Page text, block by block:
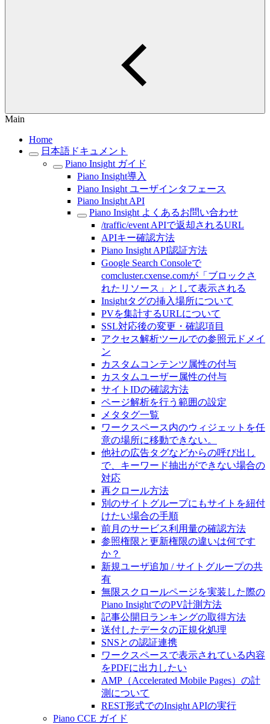
Main
Home
日本語ドキュメント
Piano Insight ガイド
Piano Insight導入
Piano Insight ユーザインタフェース
Piano Insight API
Piano Insight よくあるお問い合わせ
/traffic/event APIで返却されるURL
APIキー確認方法
Piano Insight API認証方法
Google Search Consoleで
comcluster.cxense.comが「ブロックさ
れたリソース」として表示される
Insightタグの挿入場所について
PVを集計するURLについて
SSL対応後の変更・確認項目
アクセス解析ツールでの参照元ドメイ
ン
カスタムコンテンツ属性の付与
カスタムユーザー属性の付与
サイトIDの確認方法
ページ解析を行う範囲の設定
メタタグ一覧
ワークスペース内のウィジェットを任
意の場所に移動できない。
他社の広告タグなどからの呼び出し
で、キーワード抽出ができない場合の
対応
再クロール方法
別のサイトグループにもサイトを紐付
けたい場合の手順
前月のサービス利用量の確認方法
参照権限と更新権限の違いは何です
か？
新規ユーザ追加 / サイトグループの共
有
無限スクロールページを実装した際の
Piano InsightでのPV計測方法
記事公開日ランキングの取得方法
送付したデータの正規化処理
SNSとの認証連携
ワークスペースで表示されている内容
をPDFに出力したい
AMP（Accelerated Mobile Pages）の計
測について
REST形式でのInsight APIの実行
Piano CCE ガイド